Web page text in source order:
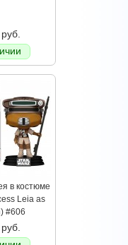
в костюме
Leia as
#606